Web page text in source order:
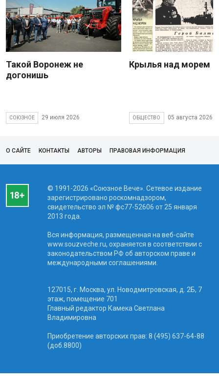
Такой Воронеж не
догонишь
СОЮЗНОЕ 29 июля 2026
Крылья над морем
ОБЩЕСТВО 05 августа 2026
О САЙТЕ КОНТАКТЫ АВТОРЫ ПРАВОВАЯ ИНФОРМАЦИЯ
© 1991-2026 «Союзное Вече». Сетевое издание
зарегистрировано роскомнадзором,
свидетельство эл № фc77-52606 от 25 января
2013 года.
Вся информация, размещенная на веб-сайте
www.souzveche.ru, охраняется в соответствии с
законодательством РФ об авторском праве и
международными соглашениями.
127015, г. Москва, ул. Новодмитровская, д. 2Б, 7
этаж, помещение 701
Главный редактор Камека Светлана
Владимировна
Приобретение авторских прав: 8 (495) 637-64-88
(доб.8800)